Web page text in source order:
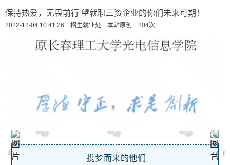
保持热爱，无畏前行 望就职三资企业的你们未来可期！
2022-12-04 10:41:26 招生就业处 本站原创 204次
携梦而来的他们